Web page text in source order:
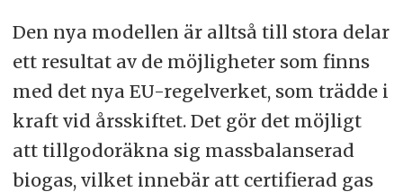
Den nya modellen är alltså till stora delar
ett resultat av de möjligheter som finns
med det nya EU-regelverket, som trädde i
kraft vid årsskiftet. Det gör det möjligt
att tillgodoräkna sig massbalanserad
biogas, vilket innebär att certifierad gas